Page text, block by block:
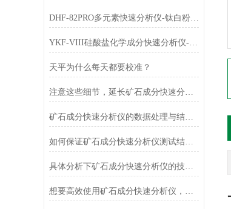
DHF-82PRO多元素快速分析仪-钛白粉、金红石中主成份TiO2的测定
YKF-VIII硅酸盐化学成分快速分析仪-铁红中主成份Fe2O3的测定
天平为什么每天都要校准？
注意这些细节，延长矿石成分快速分析仪使用寿命
矿石成分快速分析仪的数据处理与结果解释技巧
如何保证矿石成分快速分析仪测试结果的准确性和可靠性？
具体分析下矿石成分快速分析仪的技术原理
想要高效使用矿石成分快速分析仪，来看看这些！